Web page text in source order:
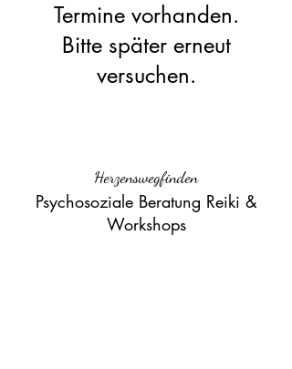
Termine vorhanden.
Bitte später erneut
versuchen.
Herzenswegfinden
Psychosoziale Beratung Reiki &
Workshops